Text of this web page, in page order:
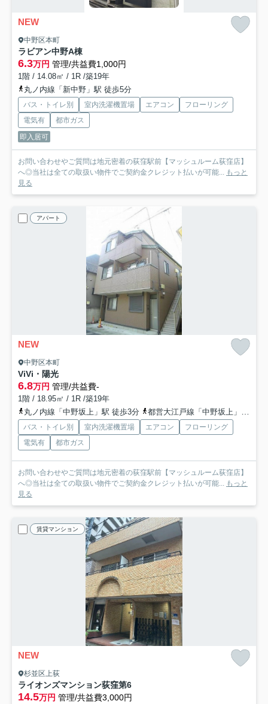
NEW
中野区本町
ラビアン中野A棟
6.3万円 管理/共益費1,000円
1階 / 14.08㎡ / 1R /築19年
丸ノ内線「新中野」駅 徒歩5分
バス・トイレ別 室内洗濯機置場 エアコン
フローリング
電気有
都市ガス
即入居可
お問い合わせやご質問は地元密着の荻窪駅前【マッシュルーム荻窪店】
へ◎当社は全ての取扱い物件でご契約金クレジット払いが可能... もっと
見る
アパート
NEW
中野区本町
ViVi・陽光
6.8万円 管理/共益費-
1階 / 18.95㎡ / 1R /築19年
丸ノ内線「中野坂上」駅 徒歩3分
都営大江戸線「中野坂上」駅 徒歩3分
バス・トイレ別 室内洗濯機置場 エアコン
フローリング
電気有
都市ガス
お問い合わせやご質問は地元密着の荻窪駅前【マッシュルーム荻窪店】
へ◎当社は全ての取扱い物件でご契約金クレジット払いが可能... もっと
見る
賃貸マンション
NEW
杉並区上荻
ライオンズマンション荻窪第6
14.5万円 管理/共益費3,000円